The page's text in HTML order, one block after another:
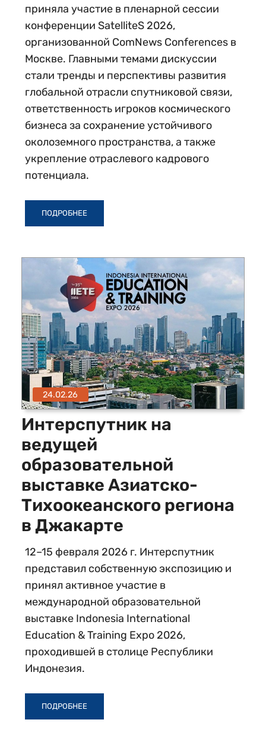
приняла участие в пленарной сессии
конференции SatelliteS 2026,
организованной ComNews Conferences в
Москве. Главными темами дискуссии
стали тренды и перспективы развития
глобальной отрасли спутниковой связи,
ответственность игроков космического
бизнеса за сохранение устойчивого
околоземного пространства, а также
укрепление отраслевого кадрового
потенциала.
ПОДРОБНЕЕ
24.02.26
Интерспутник на
ведущей
образовательной
выставке Азиатско-
Тихоокеанского региона
в Джакарте
12–15 февраля 2026 г. Интерспутник
представил собственную экспозицию и
принял активное участие в
международной образовательной
выставке Indonesia International
Education & Training Expo 2026,
проходившей в столице Республики
Индонезия.
ПОДРОБНЕЕ